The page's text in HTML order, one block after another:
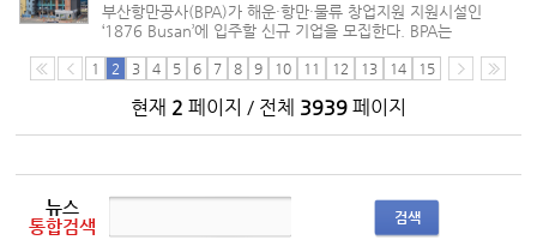
부산항만공사(BPA)가 해운·항만·물류 창업지원 지원시설인
‘1876 Busan’에 입주할 신규 기업을 모집한다. BPA는
창업자와 창업 7년 미만 기업을 대상으로 최대 3개사를
1 2 3 4 5 6 7 8 9 10 11 12 13 14 15
현재 2 페이지 / 전체 3939페이지
뉴스
통합검색
검색